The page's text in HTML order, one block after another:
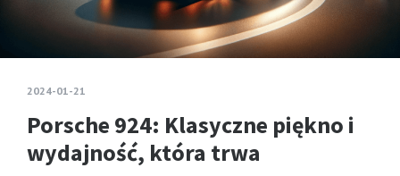
2024-01-21
Porsche 924: Klasyczne piękno i
wydajność, która trwa